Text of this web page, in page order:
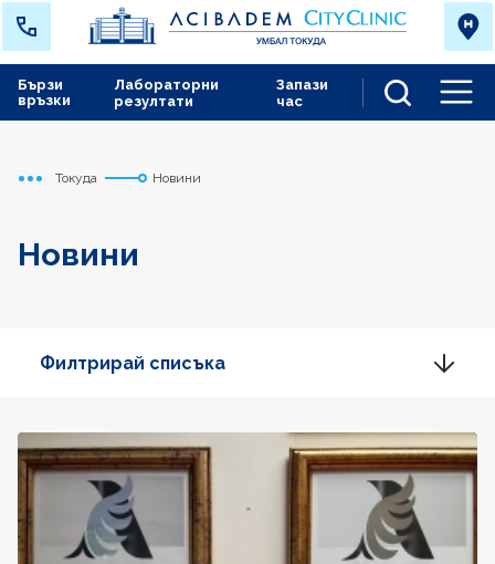
Лабораторни
резултати
Запази
час
Бързи
връзки
Начало
Токуда Новини
Новини
Филтрирай списъка